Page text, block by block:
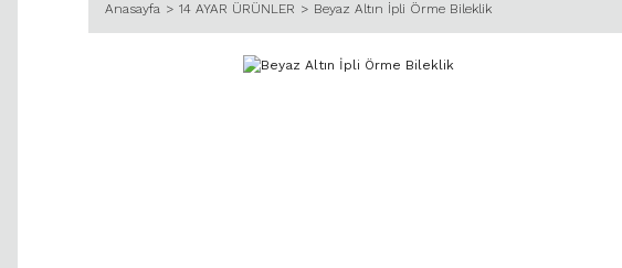
Anasayfa 14 AYAR ÜRÜNLER Beyaz Altın İpli Örme Bileklik